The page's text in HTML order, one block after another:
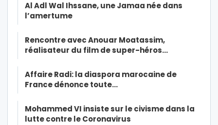
Al Adl Wal Ihssane, une Jamaa née dans
l’amertume
Rencontre avec Anouar Moatassim,
réalisateur du film de super-héros…
Affaire Radi: la diaspora marocaine de
France dénonce toute…
Mohammed VI insiste sur le civisme dans la
lutte contre le Coronavirus